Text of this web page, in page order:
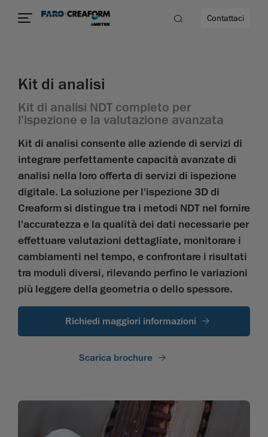
Contattaci
Kit di analisi
Kit di analisi NDT completo per
l'ispezione e la valutazione avanzata
Kit di analisi consente alle aziende di servizi di
integrare perfettamente capacità avanzate di
analisi nella loro offerta di servizi di ispezione
digitale. La soluzione per l'ispezione 3D di
Creaform si distingue tra i metodi NDT nel fornire
l'accuratezza e la qualità dei dati necessarie per
effettuare valutazioni dettagliate, monitorare i
cambiamenti nel tempo, e confrontare i risultati
tra moduli diversi, rilevando perfino le variazioni
più leggere della geometria o dello spessore.
Richiedi maggiori informazioni
Scarica brochure